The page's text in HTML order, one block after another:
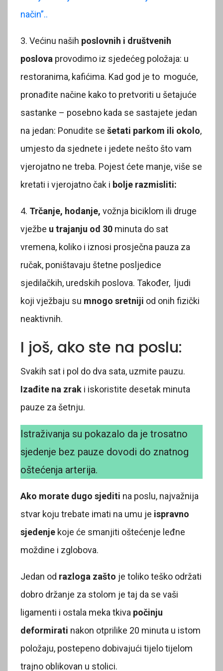
način”..
3. Većinu naših poslovnih i društvenih
poslova provodimo iz sjedećeg položaja: u
restoranima, kafićima. Kad god je to moguće,
pronađite načine kako to pretvoriti u šetajuće
sastanke – posebno kada se sastajete jedan
na jedan: Ponudite se šetati parkom ili okolo,
umjesto da sjednete i jedete nešto što vam
vjerojatno ne treba. Pojest ćete manje, više se
kretati i vjerojatno čak i bolje razmisliti:
4. Trčanje, hodanje, vožnja biciklom ili druge
vježbe u trajanju od 30 minuta do sat
vremena, koliko i iznosi prosječna pauza za
ručak, poništavaju štetne posljedice
sjedilačkih, uredskih poslova. Također, ljudi
koji vježbaju su mnogo sretniji od onih fizički
neaktivnih.
I još, ako ste na poslu:
Svakih sat i pol do dva sata, uzmite pauzu.
Izađite na zrak i iskoristite desetak minuta
pauze za šetnju.
Istraživanja su pokazalo da je trosatno
sjedenje bez pauze dovodi do znatnog
oštećenja arterija.
Ako morate dugo sjediti na poslu, najvažnija
stvar koju trebate imati na umu je ispravno
sjedenje koje će smanjiti oštećenje leđne
moždine i zglobova.
Jedan od razloga zašto je toliko teško održati
dobro držanje za stolom je taj da se vaši
ligamenti i ostala meka tkiva počinju
deformirati nakon otprilike 20 minuta u istom
položaju, postepeno dobivajući tijelo tijelom
trajno oblikovan u stolici.